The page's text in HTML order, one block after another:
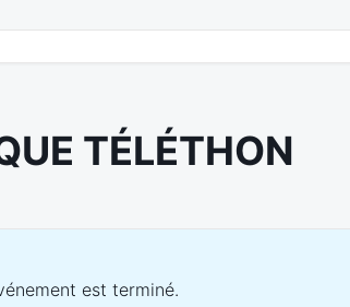
TÉLÉTHON
est terminé.